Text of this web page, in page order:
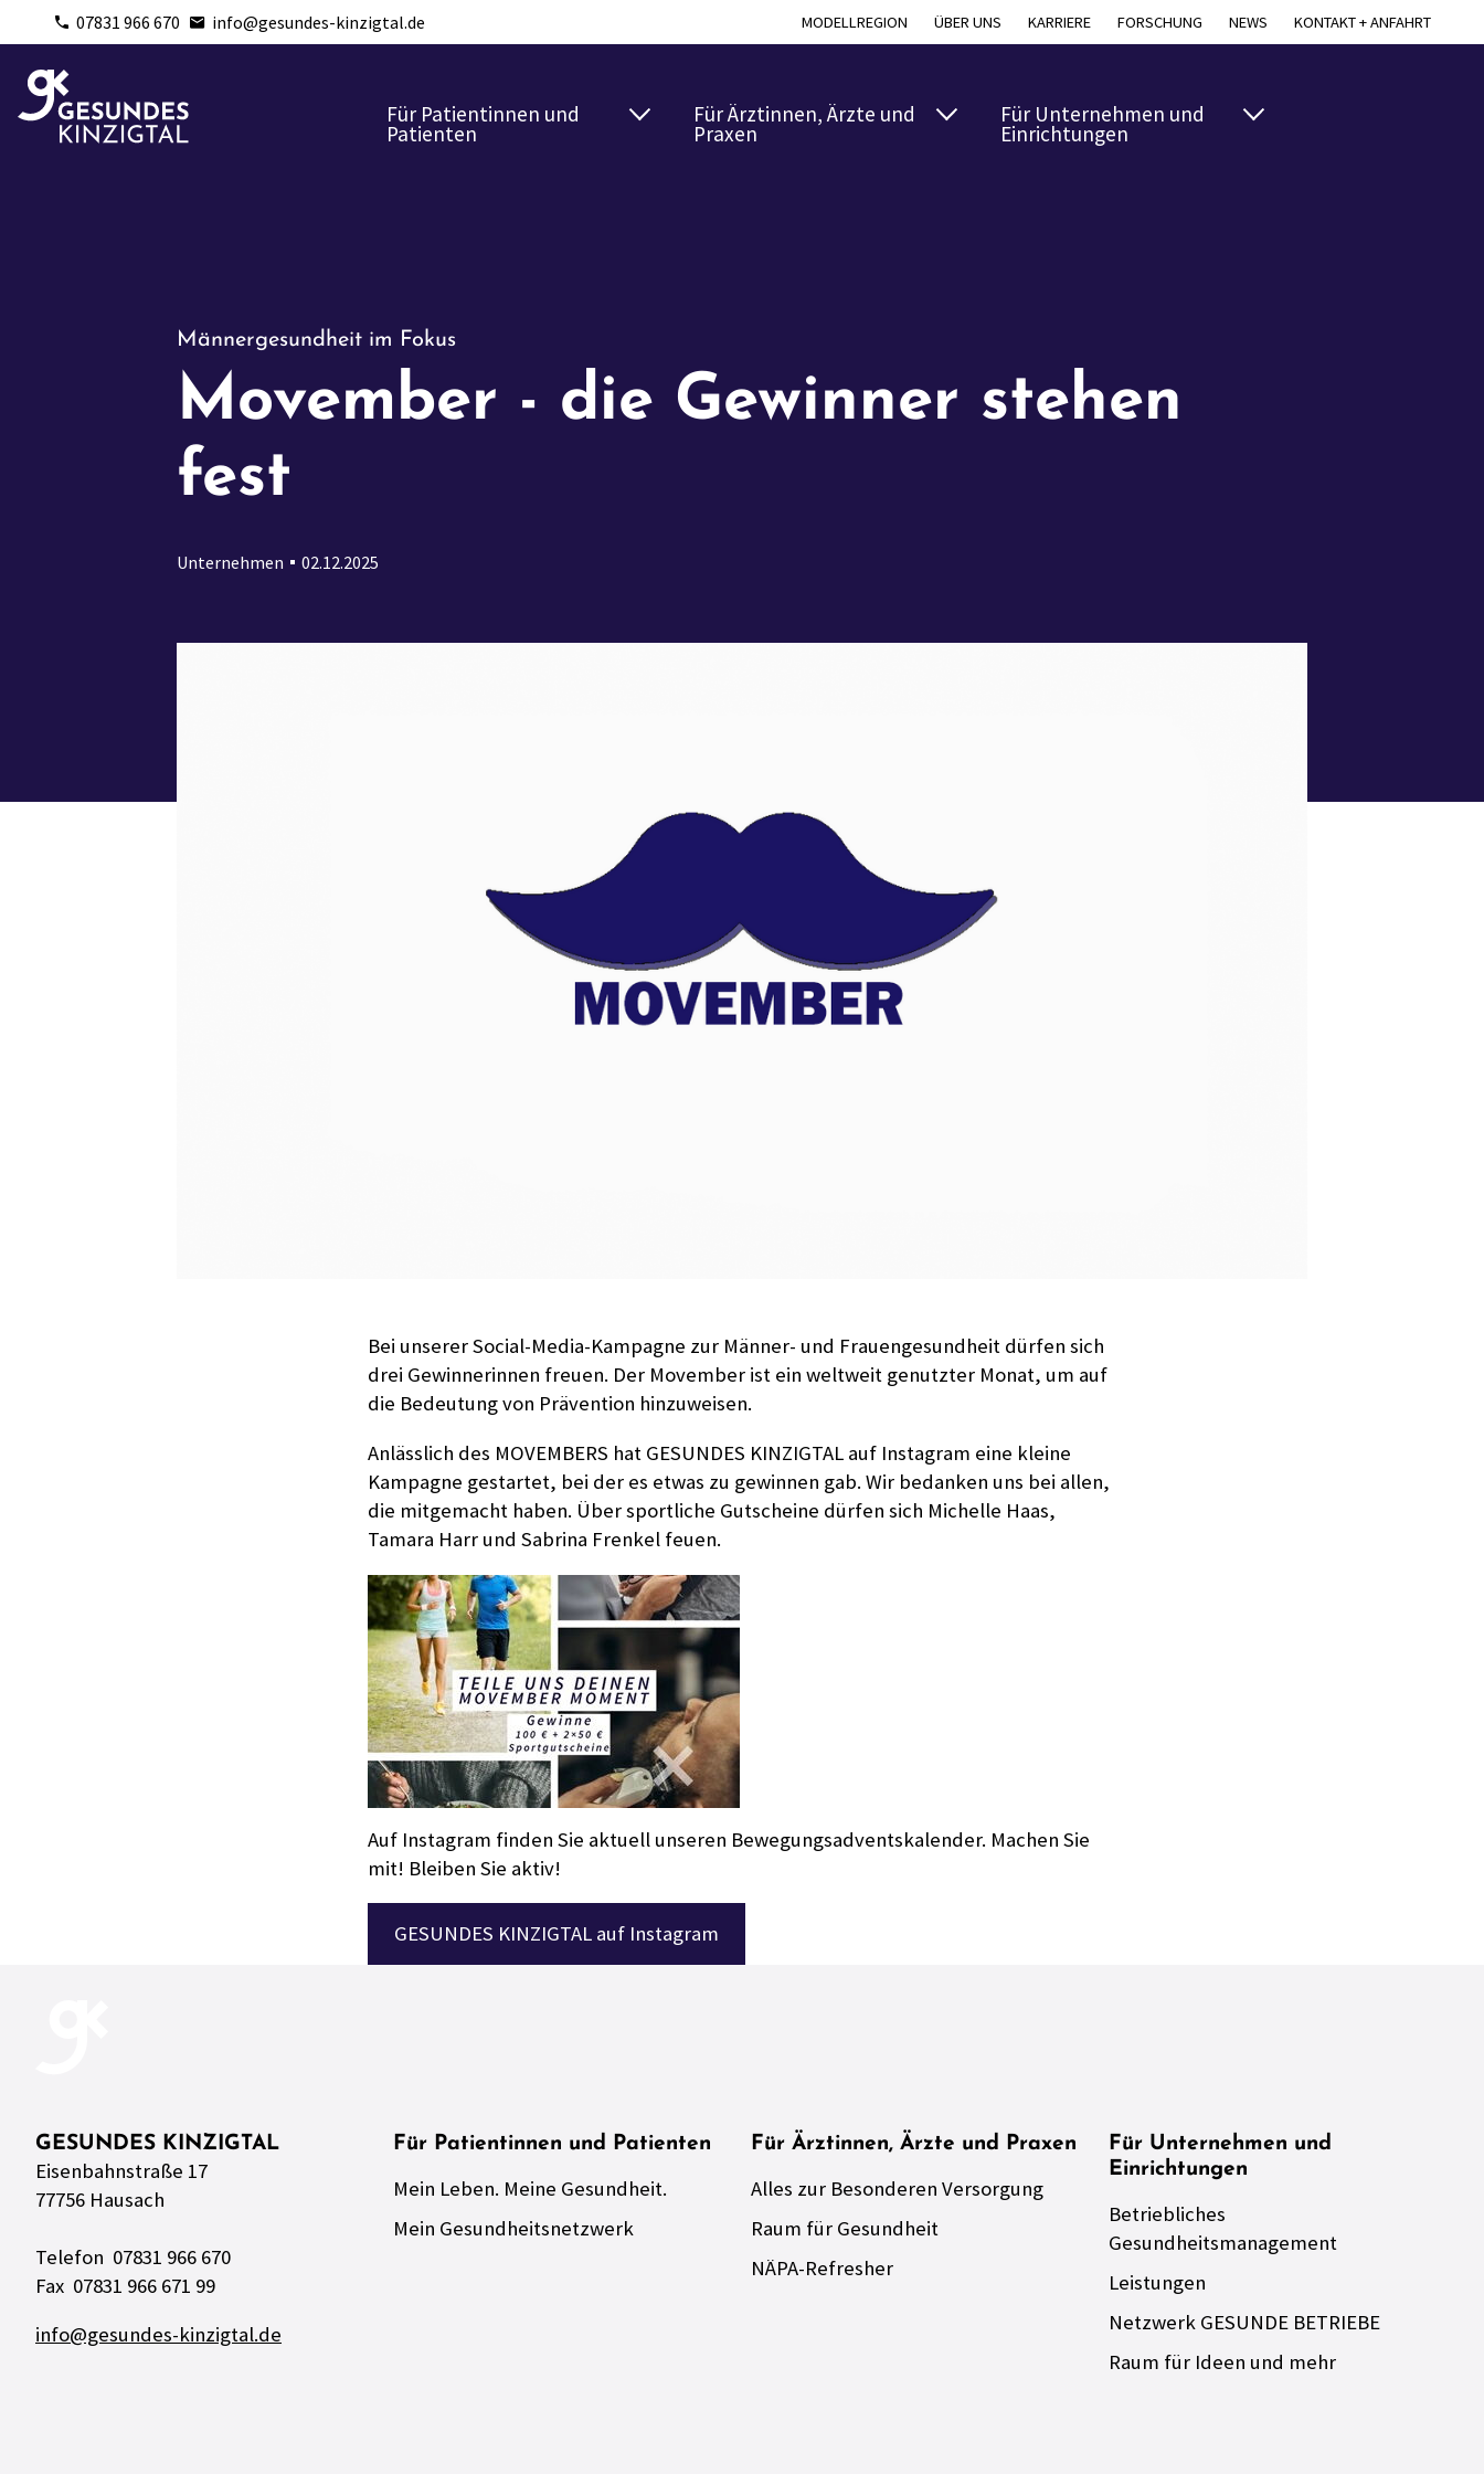
07831 966 670 info@gesundes-kinzigtal.de MODELLREGION ÜBER UNS KARRIERE FORSCHUNG NEWS KONTAKT + ANFAHRT
Für Patientinnen und
Patienten
Für Ärztinnen, Ärzte und
Praxen
Für Unternehmen und
Einrichtungen
Männergesundheit im Fokus
Movember - die Gewinner stehen
fest
Unternehmen 02.12.2025
Bei unserer Social-Media-Kampagne zur Männer- und Frauengesundheit dürfen sich
drei Gewinnerinnen freuen. Der Movember ist ein weltweit genutzter Monat, um auf
die Bedeutung von Prävention hinzuweisen.
Anlässlich des MOVEMBERS hat GESUNDES KINZIGTAL auf Instagram eine kleine
Kampagne gestartet, bei der es etwas zu gewinnen gab. Wir bedanken uns bei allen,
die mitgemacht haben. Über sportliche Gutscheine dürfen sich Michelle Haas,
Tamara Harr und Sabrina Frenkel feuen.
Auf Instagram finden Sie aktuell unseren Bewegungsadventskalender. Machen Sie
mit! Bleiben Sie aktiv!
GESUNDES KINZIGTAL auf Instagram
GESUNDES KINZIGTAL
Eisenbahnstraße 17
77756 Hausach
Telefon 07831 966 670
Fax 07831 966 671 99
info@gesundes-kinzigtal.de
Für Patientinnen und Patienten
Mein Leben. Meine Gesundheit.
Mein Gesundheitsnetzwerk
Für Ärztinnen, Ärzte und Praxen
Alles zur Besonderen Versorgung
Raum für Gesundheit
NÄPA-Refresher
Für Unternehmen und
Einrichtungen
Betriebliches
Gesundheitsmanagement
Leistungen
Netzwerk GESUNDE BETRIEBE
Raum für Ideen und mehr